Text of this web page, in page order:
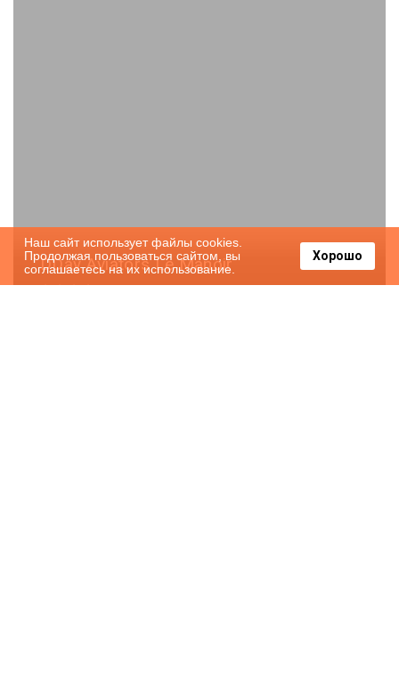
DDay Aviators Le Manoir
Наш сайт использует файлы cookies.
Продолжая пользоваться сайтом, вы
соглашаетесь на их использование.
Хорошо